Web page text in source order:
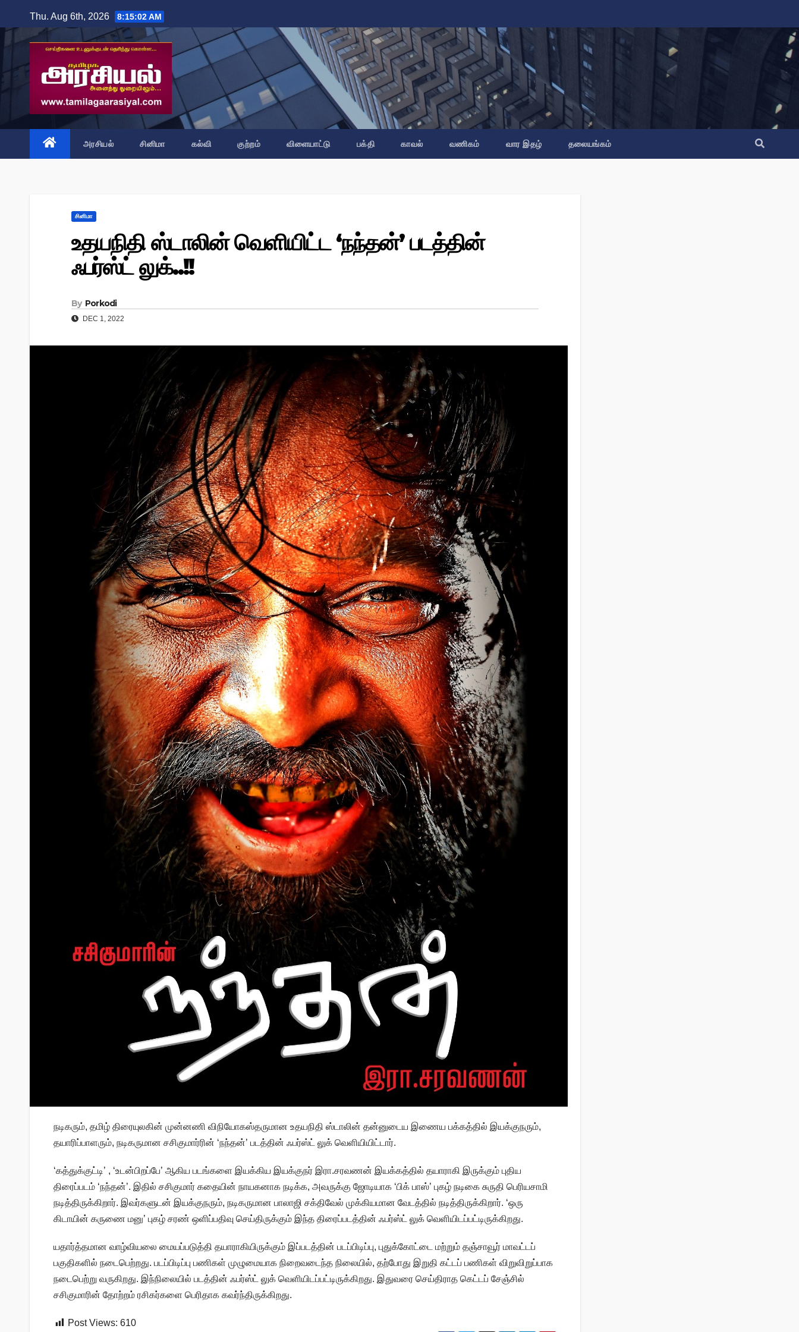
to
content
Thu. Aug 6th, 2026 8:15:03 AM
அரசியல் சினிமா கல்வி குற்றம் விளையாட்டு பக்தி காவல் வணிகம் வார இதழ் தலையங்கம்
சினிமா
உதயநிதி ஸ்டாலின் வெளியிட்ட ‘நந்தன்’ படத்தின்
ஃபர்ஸ்ட் லுக்..!!
By Porkodi
DEC 1, 2022
நடிகரும், தமிழ் திரையுலகின் முன்னணி விநியோகஸ்தருமான உதயநிதி ஸ்டாலின் தன்னுடைய இணைய பக்கத்தில் இயக்குநரும்,
தயாரிப்பாளரும், நடிகருமான சசிகுமார்ரின் ‘நந்தன்’ படத்தின் ஃபர்ஸ்ட் லுக் வெளியியிட்டார்.
‘கத்துக்குட்டி’ , ‘உடன்பிறப்பே’ ஆகிய படங்களை இயக்கிய இயக்குநர் இரா.சரவணன் இயக்கத்தில் தயாராகி இருக்கும் புதிய
திரைப்படம் ‘நந்தன்’. இதில் சசிகுமார் கதையின் நாயகனாக நடிக்க, அவருக்கு ஜோடியாக ‘பிக் பாஸ்’ புகழ் நடிகை சுருதி பெரியசாமி
நடித்திருக்கிறார். இவர்களுடன் இயக்குநரும், நடிகருமான பாலாஜி சக்திவேல் முக்கியமான வேடத்தில் நடித்திருக்கிறார். ‘ஒரு
கிடாயின் கருணை மனு’ புகழ் சரண் ஒளிப்பதிவு செய்திருக்கும் இந்த திரைப்படத்தின் ஃபர்ஸ்ட் லுக் வெளியிடப்பட்டிருக்கிறது.
யதார்த்தமான வாழ்வியலை மையப்படுத்தி தயாராகியிருக்கும் இப்படத்தின் படப்பிடிப்பு, புதுக்கோட்டை மற்றும் தஞ்சாவூர் மாவட்டப்
பகுதிகளில் நடைபெற்றது. படப்பிடிப்பு பணிகள் முழுமையாக நிறைவடைந்த நிலையில், தற்போது இறுதி கட்டப் பணிகள் விறுவிறுப்பாக
நடைபெற்று வருகிறது. இந்நிலையில் படத்தின் ஃபர்ஸ்ட் லுக் வெளியிடப்பட்டிருக்கிறது. இதுவரை செய்திராத கெட்டப் சேஞ்சில்
சசிகுமாரின் தோற்றம் ரசிகர்களை பெரிதாக கவர்ந்திருக்கிறது.
Post Views: 610